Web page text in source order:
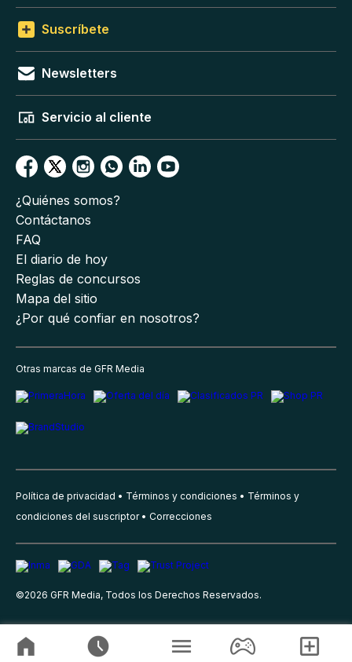
Suscríbete
Newsletters
Servicio al cliente
¿Quiénes somos?
Contáctanos
FAQ
El diario de hoy
Reglas de concursos
Mapa del sitio
¿Por qué confiar en nosotros?
Otras marcas de GFR Media
Política de privacidad Términos y condiciones
Términos y
condiciones del suscriptor
Correcciones
©2026 GFR Media, Todos los Derechos Reservados.